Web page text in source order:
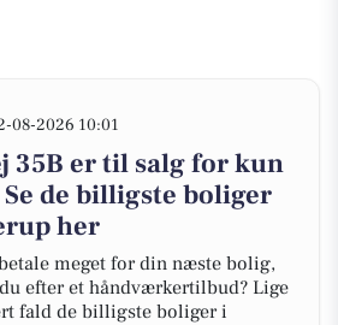
08-2026 10:01
35B er til salg for kun
de billigste boliger
her
meget for din næste bolig,
efter et håndværkertilbud? Lige
fald de billigste boliger i